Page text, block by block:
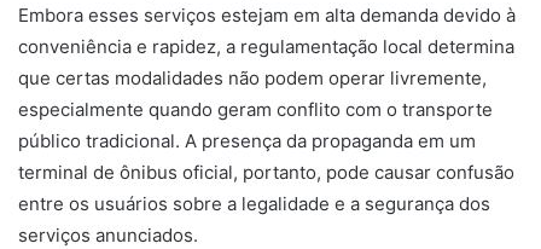
Embora esses serviços estejam em alta demanda devido à
conveniência e rapidez, a regulamentação local determina
que certas modalidades não podem operar livremente,
especialmente quando geram conflito com o transporte
público tradicional. A presença da propaganda em um
terminal de ônibus oficial, portanto, pode causar confusão
entre os usuários sobre a legalidade e a segurança dos
serviços anunciados.